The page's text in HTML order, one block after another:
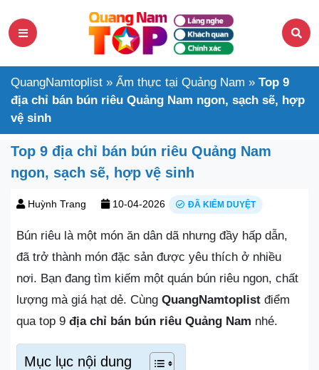
QuangNamtoplist » Ẩm thực tại Quảng Nam » Top 9
địa chỉ bán bún riêu Quảng Nam ngon, sạch sẽ, hợp
vệ sinh
Top 9 địa chỉ bán bún riêu Quảng Nam
ngon, sạch sẽ, hợp vệ sinh
Huỳnh Trang 10-04-2026 ĐÃ KIỂM DUYỆT
Bún riêu là một món ăn dân dã nhưng đầy hấp dẫn,
đã trở thành món đặc sản được yêu thích ở nhiều
nơi. Bạn đang tìm kiếm một quán bún riêu ngon, chất
lượng mà giá hạt dẻ. Cùng QuangNamtoplist điểm
qua top 9 địa chỉ bán bún riêu Quảng Nam nhé.
Mục lục nội dung